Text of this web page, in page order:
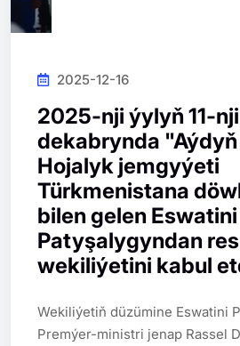
2025-12-16
2025-nji ýylyň 11-nji
dekabrynda
Hojalyk jemgyýeti
Türkmenistana
bilen gelen Eswatini
Patyşalygyndan
wekiliýetini kabul
Wekiliýetiň düzümine Eswatini
Premýer-ministri jenap Rassel